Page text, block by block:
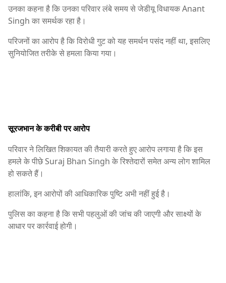
उनका कहना है कि उनका परिवार लंबे समय से जेडीयू विधायकAnant
Singh का समर्थक रहा है।
परिजनों का आरोप है कि विरोधी गुट को यह समर्थन पसंद नहीं था, इसलिए
सुनियोजित तरीके से हमला किया गया।
सूरजभान के करीबी पर आरोप
परिवार ने लिखित शिकायत की तैयारी करते हुए आरोप लगाया है कि इस
हमले के पीछेSuraj Bhan Singh के रिश्तेदारों समेत अन्य लोग शामिल
हो सकते हैं।
हालांकि, इन आरोपों की आधिकारिक पुष्टि अभी नहीं हुई है।
पुलिस का कहना है कि सभी पहलुओं की जांच की जाएगी और साक्ष्यों के
आधार पर कार्रवाई होगी।